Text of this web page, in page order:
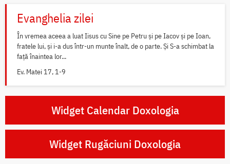
Evanghelia zilei
În vremea aceea a luat Iisus cu Sine pe Petru și pe Iacov și pe Ioan,
fratele lui, și i-a dus într-un munte înalt, de o parte. Și S-a schimbat la
față înaintea lor...
Ev. Matei 17, 1-9
Widget Calendar Doxologia
Widget Rugăciuni Doxologia